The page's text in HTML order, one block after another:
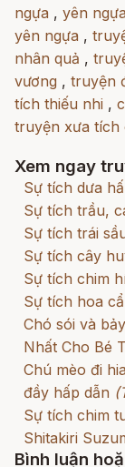
ngựa , yên ngựa
yên ngựa ,
nhân quả ,
vương , truyện
tích thiếu nhi ,
truyện xưa tích
Xem ngay
Sự tích dưa
Sự tích trầu,
Sự tích trái
Sự tích cây
Sự tích chim
Sự tích hoa
Chó sói và
Nhất Cho Bé
Chú mèo đi
đầy hấp dẫn
Sự tích chim
Shitakiri
Bình luận